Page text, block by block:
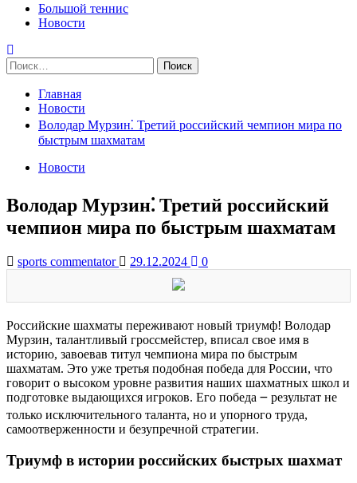
Большой теннис
Новости
Найти:
Главная
Новости
Володар Мурзин⁚ Третий российский чемпион мира по
быстрым шахматам
Новости
Володар Мурзин⁚ Третий российский
чемпион мира по быстрым шахматам
sports commentator 29.12.2024 0
Российские шахматы переживают новый триумф! Володар
Мурзин, талантливый гроссмейстер, вписал свое имя в
историю, завоевав титул чемпиона мира по быстрым
шахматам. Это уже третья подобная победа для России, что
говорит о высоком уровне развития наших шахматных школ и
подготовке выдающихся игроков. Его победа ౼ результат не
только исключительного таланта, но и упорного труда,
самоотверженности и безупречной стратегии.
Триумф в истории российских быстрых шахмат